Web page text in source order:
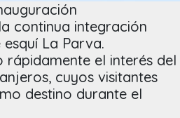
continua integración
La Parva.
rápidamente el interés del
cuyos visitantes
destino durante el